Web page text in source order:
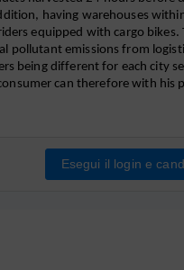
having warehouses
equipped with cargo
pollutant emissions from
being different for each city
can therefore with his
Esegui il login e